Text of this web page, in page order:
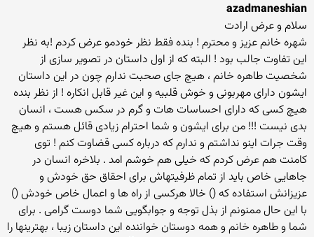
azadmaneshian
سلام و عرض ارادت
شهره خانم عزیز و محترم ! بنده فقط نظر خودمو عرض کردم !به نظر
این تفاوت جالب بود ! البته که از اول داستان در تصویر سازی از
شخصیت طاهره خانم ، هیچ جای صحبت ندارم چون در این داستان
ایشون دارای مهربونی و خوش قلبیه و این غیر قابل انکاره ! از نظر بنده
هیچ کسی که دارای احساسات هات و گرم در سکس هست ، انسان
بدی نیست !!! من برای ایشون و شما احترام زیادی قائل هستم و هیچ
وقت جرات اینو نداشتم و ندارم که درباره کسی قضاوت کنم ! توی
کامنت هم عرض کردم که خیلی هم خوشم امد . بلاخره انسان در
جاهایی خاص باید از تمام ظرفیتهاش برای احقاق حق خودش و
عزیزانش استفاده که () خالا هرکسی از راه ها و اعمال خاص خودش ()
با این حال ممنونم از بذل توجه و جوابگویی شما دوست گرامی . برای
شما و طاهره خانم و همه دوستان خواننده این داستان زیبا ، بهترینها را